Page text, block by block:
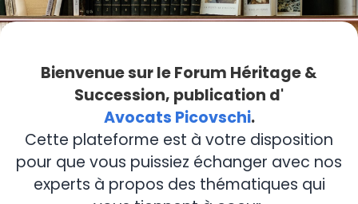
Bienvenue sur le Forum Héritage &
Succession, publication d'
Avocats Picovschi.
Cette plateforme est à votre disposition
pour que vous puissiez échanger avec nos
experts à propos des thématiques qui